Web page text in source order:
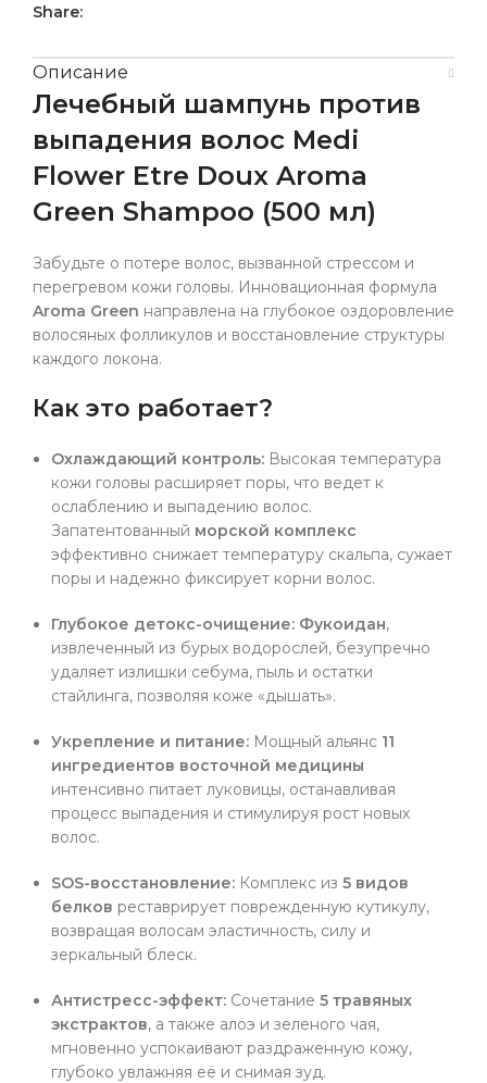
Share:
Описание
Лечебный шампунь против
выпадения волос Medi
Flower Etre Doux Aroma
Green Shampoo (500 мл)
Забудьте о потере волос, вызванной стрессом и
перегревом кожи головы. Инновационная формула
Aroma Green направлена на глубокое оздоровление
волосяных фолликулов и восстановление структуры
каждого локона.
Как это работает?
Охлаждающий контроль: Высокая температура
кожи головы расширяет поры, что ведет к
ослаблению и выпадению волос.
Запатентованный морской комплекс
эффективно снижает температуру скальпа, сужает
поры и надежно фиксирует корни волос.
Глубокое детокс-очищение: Фукоидан,
извлеченный из бурых водорослей, безупречно
удаляет излишки себума, пыль и остатки
стайлинга, позволяя коже «дышать».
Укрепление и питание: Мощный альянс 11
ингредиентов восточной медицины
интенсивно питает луковицы, останавливая
процесс выпадения и стимулируя рост новых
волос.
SOS-восстановление: Комплекс из 5 видов
белков реставрирует поврежденную кутикулу,
возвращая волосам эластичность, силу и
зеркальный блеск.
Антистресс-эффект: Сочетание 5 травяных
экстрактов, а также алоэ и зеленого чая,
мгновенно успокаивают раздраженную кожу,
глубоко увлажняя её и снимая зуд.